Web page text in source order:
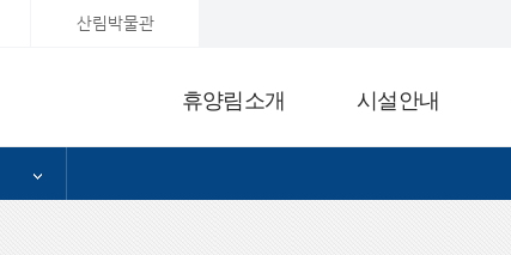
산림박물관
휴양림소개 시설안내